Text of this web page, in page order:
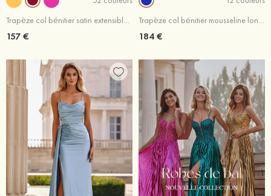
Trapèze col bénitier satin extensible traîne balayage robe de bal
157 €
Trapèze col bénitier mousseline longueur ras du sol robe de bal avec volants paillettes
184 €